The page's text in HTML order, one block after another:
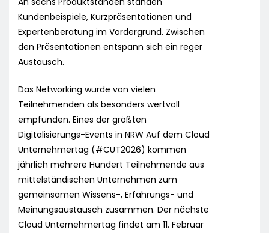
Kundenbeispiele, Kurzpräsentationen und
Expertenberatung im Vordergrund. Zwischen
den Präsentationen entspann sich ein reger
Austausch.
Das Networking wurde von vielen
Teilnehmenden als besonders wertvoll
empfunden. Eines der größten
Digitalisierungs-Events in NRW Auf dem Cloud
Unternehmertag (#CUT2026) kommen
jährlich mehrere Hundert Teilnehmende aus
mittelständischen Unternehmen zum
gemeinsamen Wissens-, Erfahrungs- und
Meinungsaustausch zusammen. Der nächste
Cloud Unternehmertag findet am 11. Februar